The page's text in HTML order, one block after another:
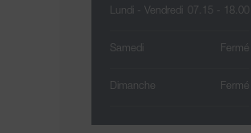
Lundi - Vendredi 07.15 - 18.00
Samedi Fermé
Dimanche Fermé